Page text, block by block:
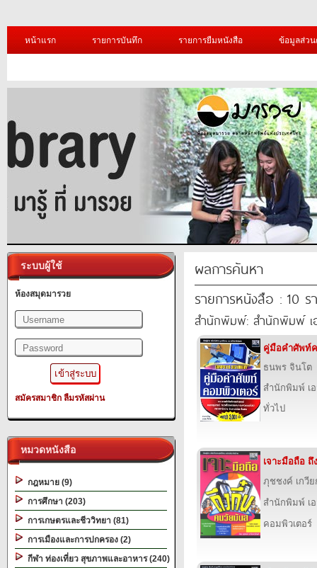
หน้าแรก รายการบันทึก รายการยืมหนังสือ ข้อมูลส่ว
ระบบผู้ใช้
ห้องสมุดมารวย
สมัครสมาชิก ลืมรหัสผ่าน
หมวดหนังสือ
กฎหมาย (9)
การศึกษา (203)
การเกษตรและชีววิทยา (81)
การเมืองและการปกครอง (2)
กีฬา ท่องเที่ยว สุขภาพและอาหาร (240)
ผลการค้นหา
รายการหนังสือ : 10 ร
สำนักพิมพ์: สำนักพิมพ์ เ
คู่มือคำศัพท์
ธนพร จินโต
สำนักพิมพ์ เ
ทั่วไป
เจาะมือถือ
ภุชชงค์ เกวี
สำนักพิมพ์ เ
คอมพิวเตอร์